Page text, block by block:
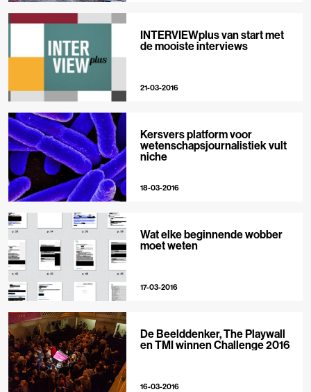
INTERVIEWplus van start met
de mooiste interviews
21-03-2016
Kersvers platform voor
wetenschapsjournalistiek vult
niche
18-03-2016
Wat elke beginnende wobber
moet weten
17-03-2016
De Beelddenker, The Playwall
en TMI winnen Challenge 2016
16-03-2016